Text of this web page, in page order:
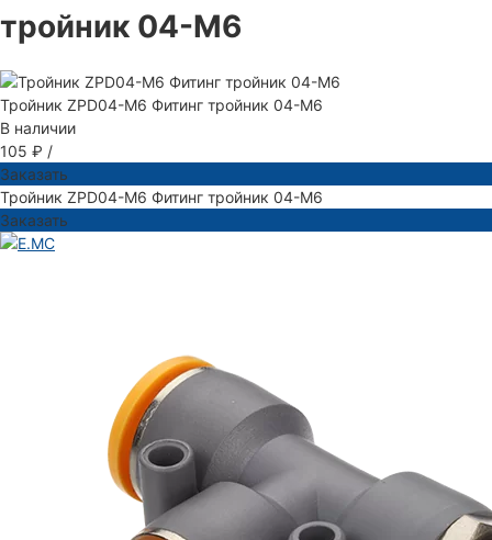
тройник 04-M6
Тройник ZPD04-M6 Фитинг тройник 04-M6
В наличии
105 ₽ /
Заказать
Тройник ZPD04-M6 Фитинг тройник 04-M6
Заказать